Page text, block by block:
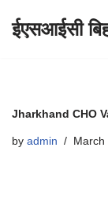
ईएसआईसी
Jharkhand CHO
by admin